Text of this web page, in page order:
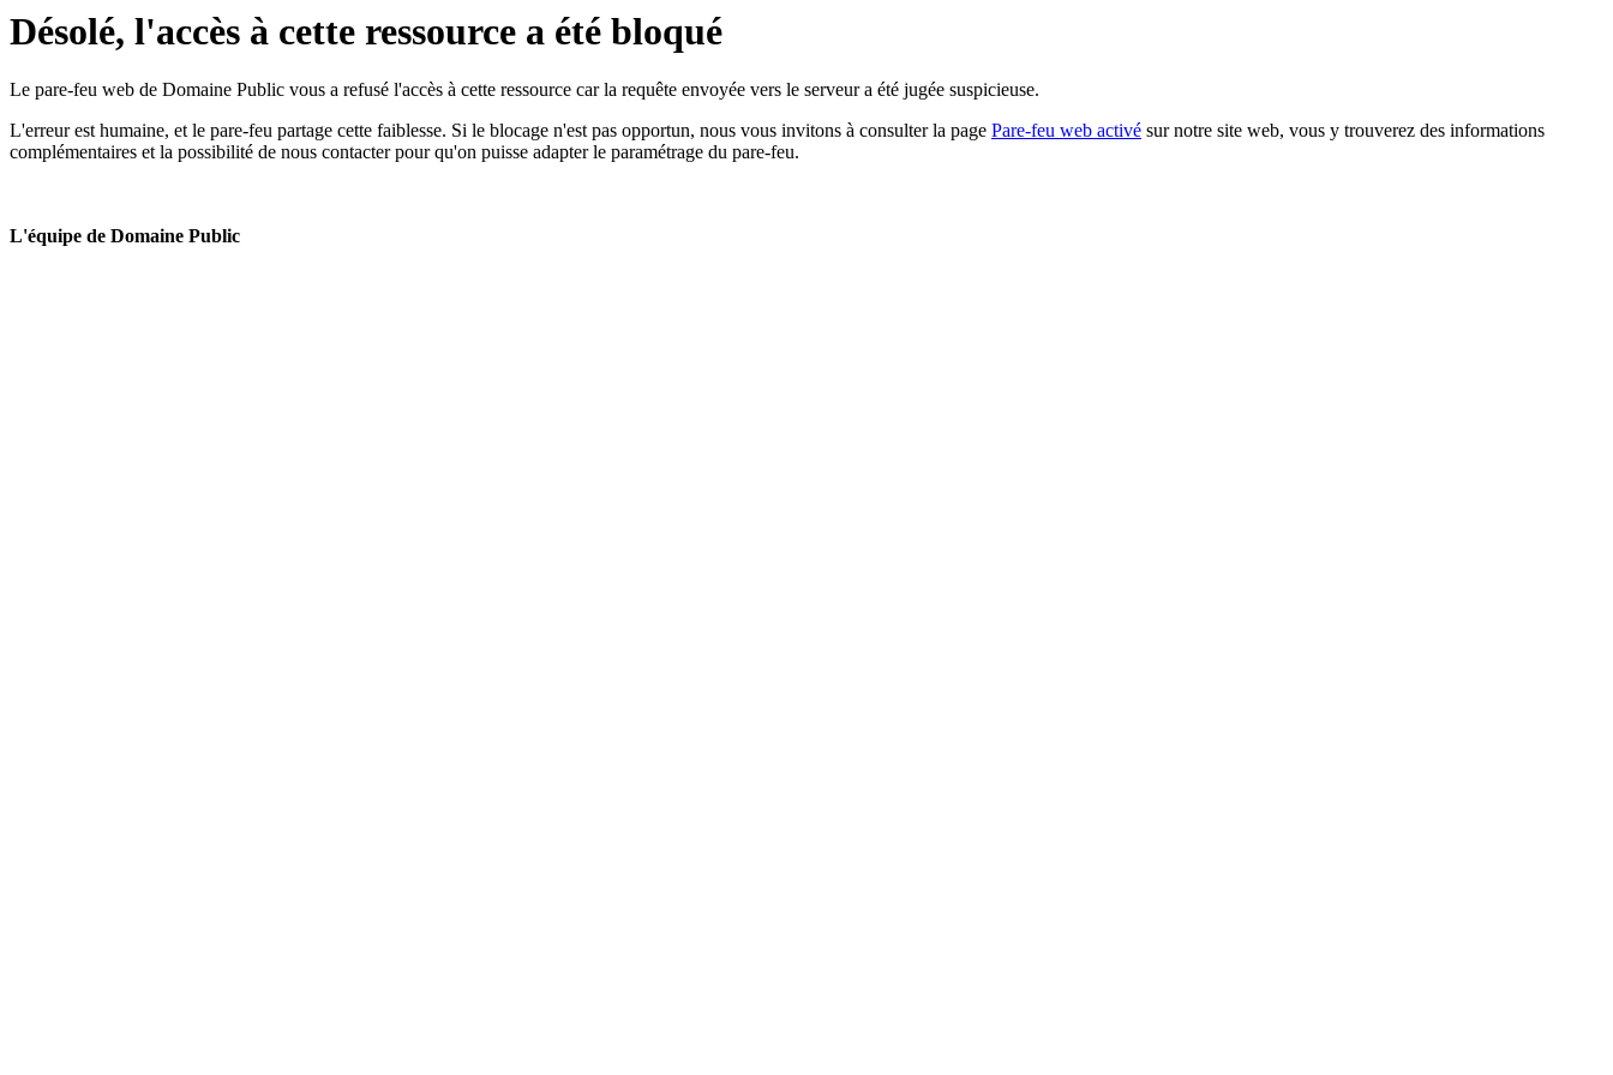
Désolé, l'accès à cette ressource a été bloqué
Le pare-feu web de Domaine Public vous a refusé l'accès à cette ressource car la requête envoyée vers le serveur a été jugée suspicieuse.
L'erreur est humaine, et le pare-feu partage cette faiblesse. Si le blocage n'est pas opportun, nous vous invitons à consulter la page Pare-feu web activé sur notre site web, vous y trouverez des informations
complémentaires et la possibilité de nous contacter pour qu'on puisse adapter le paramétrage du pare-feu.
L'équipe de Domaine Public